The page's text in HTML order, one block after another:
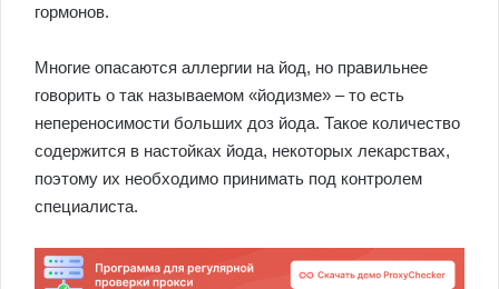
гормонов.
Многие опасаются аллергии на йод, но правильнее
говорить о так называемом «йодизме» – то есть
непереносимости больших доз йода. Такое количество
содержится в настойках йода, некоторых лекарствах,
поэтому их необходимо принимать под контролем
специалиста.